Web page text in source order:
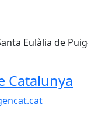
Eulàlia de
Catalunya